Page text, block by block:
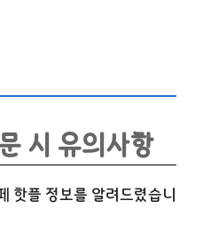
시 유의사항
핫플 정보를 알려드렸습니